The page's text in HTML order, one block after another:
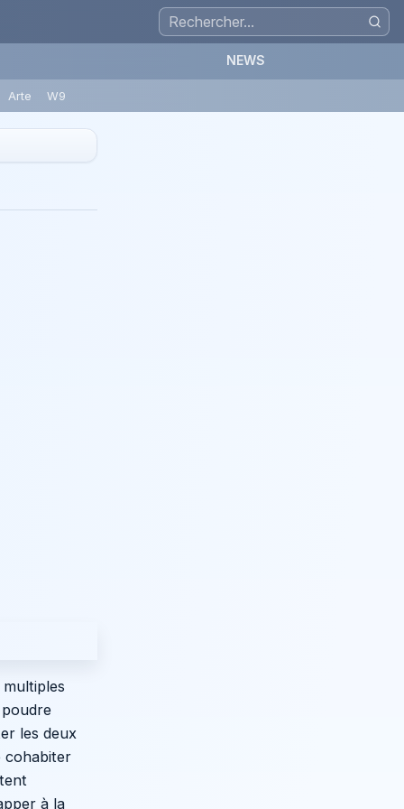
NEWS
Arte W9
les deux
cohabiter
à la